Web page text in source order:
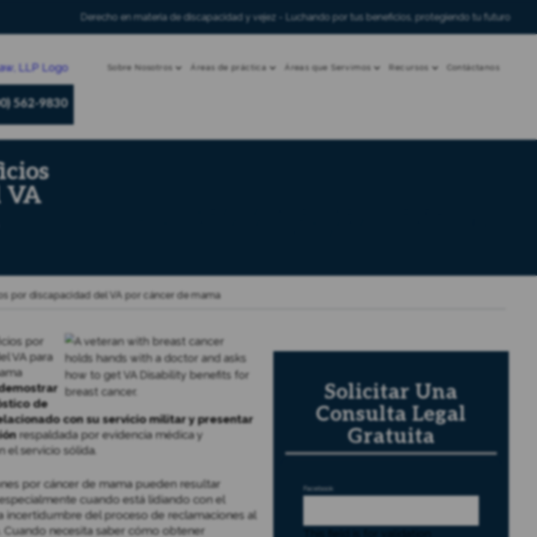
Derecho en materia de discapacidad y vejez - Luchando por tus beneficios, protegiendo tu futuro
Sobre Nosotros Áreas de práctica Áreas que Servimos Recursos Contáctanos
562-9830
VA
por discapacidad del VA por cáncer de mama
por
VA para
de
con su servicio militar y presentar
respaldada por evidencia médica y
el servicio sólida.
por cáncer de mama pueden resultar
cuando está lidiando con el
incertidumbre del proceso de reclamaciones al
necesita saber cómo obtener
Solicitar Una
Consulta Legal
Gratuita
Facebook